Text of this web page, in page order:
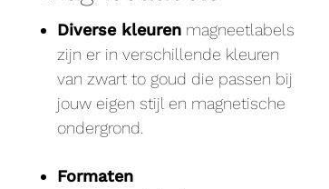
Diverse kleuren magneetlabels
zijn er in verschillende kleuren
van zwart to goud die passen bij
jouw eigen stijl en magnetische
ondergrond.
Formaten